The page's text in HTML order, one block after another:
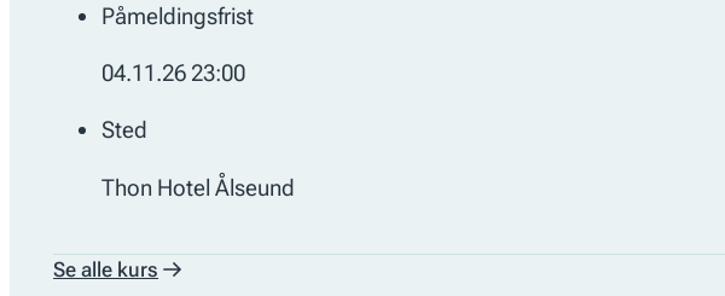
Påmeldingsfrist
04.11.26 23:00
Sted
Thon Hotel Ålseund
Se alle kurs